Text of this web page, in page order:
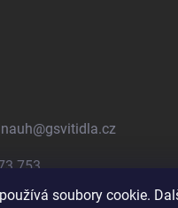
soubory cookie.
@gsvitidla.cz
753
079